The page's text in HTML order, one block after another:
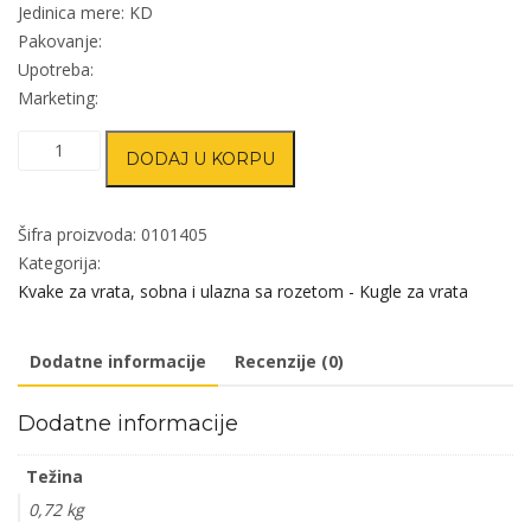
Jedinica mere: KD
Pakovanje:
Upotreba:
Marketing:
Kvaka
vrata
BOTTICELLI
8x8/fi
DODAJ U KORPU
Šifra proizvoda: 0101405
Kategorija:
Kvake za vrata, sobna i ulazna sa rozetom - Kugle za vrata
Dodatne informacije Recenzije (0)
Dodatne informacije
Težina
0,72 kg